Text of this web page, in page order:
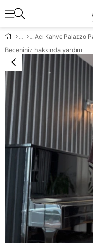
Acı Kahve Palazzo
Bedeniniz hakkında yardım